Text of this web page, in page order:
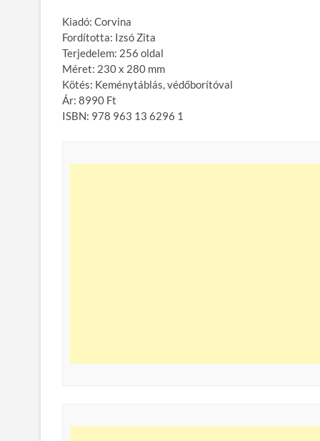
Kiadó: Corvina
Fordította: Izsó Zita
Terjedelem: 256 oldal
Méret: 230 x 280 mm
Kötés: Keménytáblás, védőborítóval
Ár: 8990 Ft
ISBN: 978 963 13 6296 1